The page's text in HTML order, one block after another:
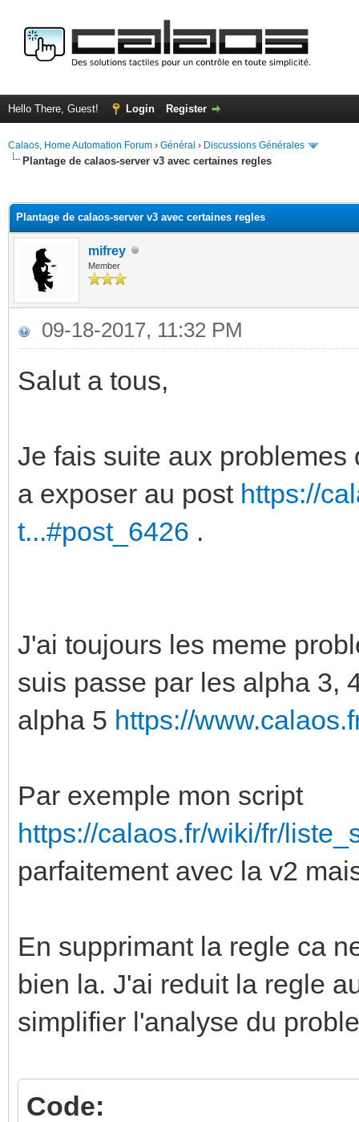
Hello There, Guest! Login Register
Calaos, Home Automation Forum › Général › Discussions Générales
Plantage de calaos-server v3 avec certaines regles
Plantage de calaos-server v3 avec certaines regles
mifrey
Member
09-18-2017, 11:32 PM
Salut a tous,
Je fais suite aux
a exposer au post https://
t...#post_6426 .
J'ai toujours les meme
suis passe par les alpha 3,
alpha 5 https://
Par exemple mon script
https://calaos.fr/wiki/fr/
parfaitement avec la v2
En supprimant la regle ca
bien la. J'ai reduit la regle
simplifier l'analyse du
Code: